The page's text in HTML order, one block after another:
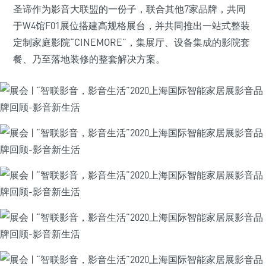
圣谛作为影音大联盟的一份子，联合其他7家品牌，共同
于W4馆F01展位搭建高规格展台，并共同推出一站式整装
定制家庭影院“CINEMORE”，集展厅、设备集成的影院套
餐、乃至落地装修的整套解决方案。